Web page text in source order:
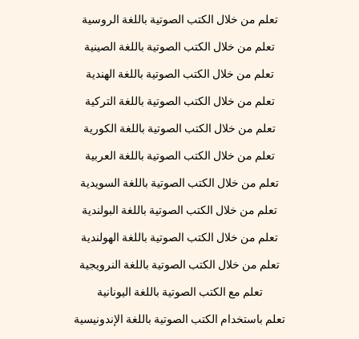
تعلم من خلال الكتب الصوتية باللغة الروسية
تعلم من خلال الكتب الصوتية باللغة الصينية
تعلم من خلال الكتب الصوتية باللغة الهندية
تعلم من خلال الكتب الصوتية باللغة التركية
تعلم من خلال الكتب الصوتية باللغة الكورية
تعلم من خلال الكتب الصوتية باللغة العربية
تعلم من خلال الكتب الصوتية باللغة السويدية
تعلم من خلال الكتب الصوتية باللغة البولندية
تعلم من خلال الكتب الصوتية باللغة الهولندية
تعلم من خلال الكتب الصوتية باللغة النرويجية
تعلم مع الكتب الصوتية باللغة اليونانية
تعلم باستخدام الكتب الصوتية باللغة الإندونيسية